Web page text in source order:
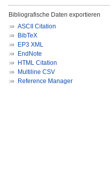
Bibliografische Daten exportieren
ASCII Citation
BibTeX
EP3 XML
EndNote
HTML Citation
Multiline CSV
Reference Manager